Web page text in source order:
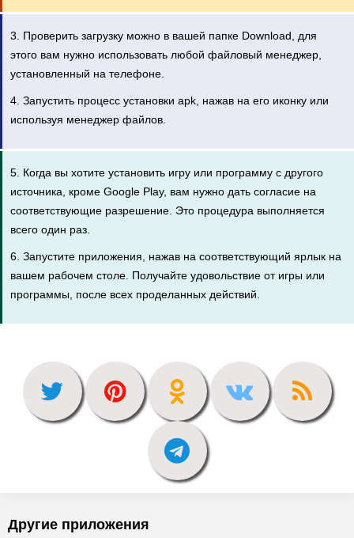
3. Проверить загрузку можно в вашей папке Download, для
этого вам нужно использовать любой файловый менеджер,
установленный на телефоне.
4. Запустить процесс установки apk, нажав на его иконку или
используя менеджер файлов.
5. Когда вы хотите установить игру или программу с другого
источника, кроме Google Play, вам нужно дать согласие на
соответствующие разрешение. Это процедура выполняется
всего один раз.
6. Запустите приложения, нажав на соответствующий ярлык на
вашем рабочем столе. Получайте удовольствие от игры или
программы, после всех проделанных действий.
Другие приложения